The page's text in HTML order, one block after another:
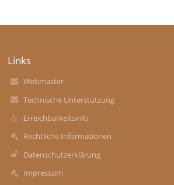
Links
Webmaster
Technische Unterstützung
Erreichbarkeitsinfo
Rechtliche Informationen
Datenschutzerklärung
Impressum